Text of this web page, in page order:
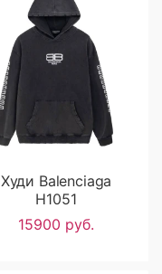
Худи Balenciaga
H1051
15900 руб.